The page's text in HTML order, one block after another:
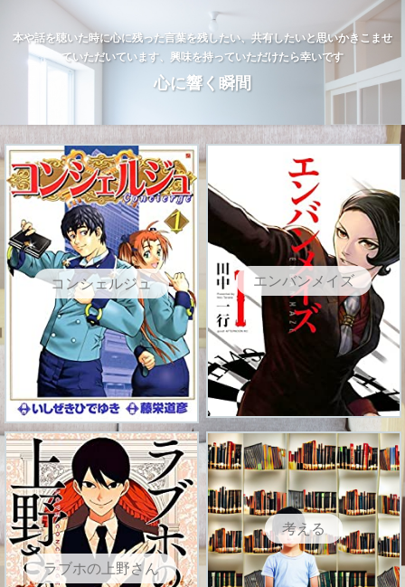
本や話を聴いた時に心に残った言葉を残したい、共有したいと思いかきこませ
ていただいています、興味を持っていただけたら幸いです
心に響く瞬間
コンシェルジュ エンバンメイズ
ラブホの上野さん
考える